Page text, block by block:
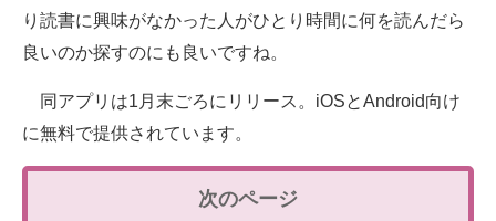
り読書に興味がなかった人がひとり時間に何を読んだら
良いのか探すのにも良いですね。
同アプリは1月末ごろにリリース。iOSとAndroid向け
に無料で提供されています。